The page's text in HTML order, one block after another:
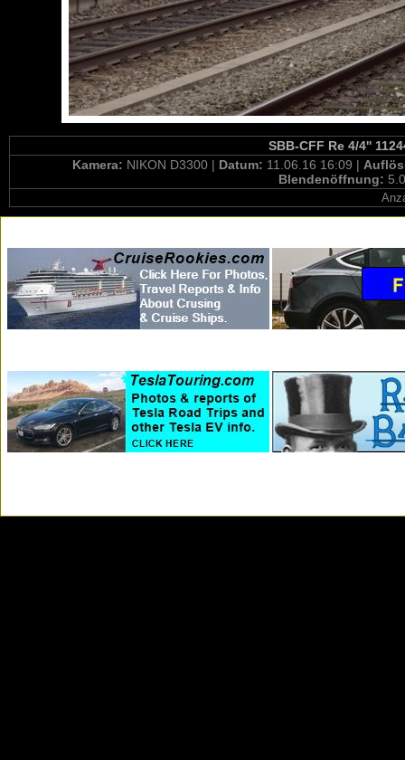
SBB-CFF Re 4/4''
Kamera: NIKON D3300 | Datum: 11.06.16 16:09 |
Blendenöffnung: